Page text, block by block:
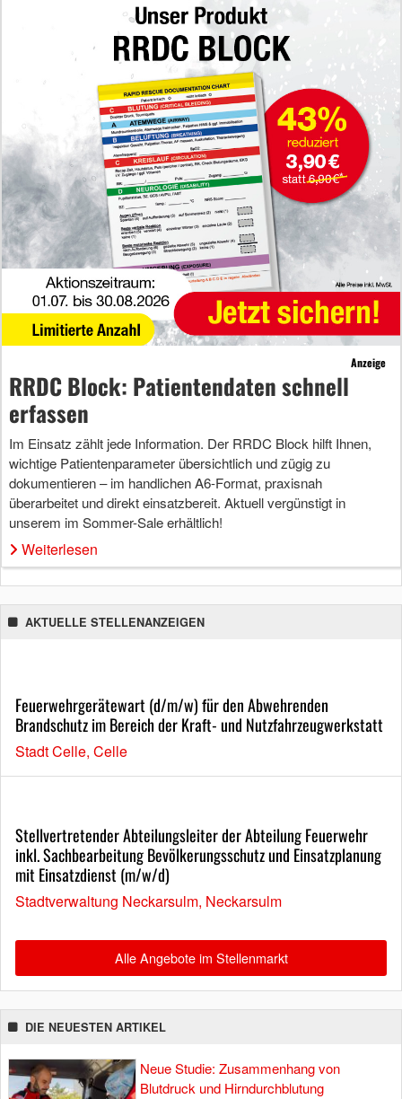
Anzeige
RRDC Block: Patientendaten schnell
erfassen
Im Einsatz zählt jede Information. Der RRDC Block hilft Ihnen,
wichtige Patientenparameter übersichtlich und zügig zu
dokumentieren – im handlichen A6-Format, praxisnah
überarbeitet und direkt einsatzbereit. Aktuell vergünstigt in
unserem im Sommer-Sale erhältlich!
Weiterlesen
AKTUELLE STELLENANZEIGEN
Feuerwehrgerätewart (d/m/w) für den Abwehrenden
Brandschutz im Bereich der Kraft- und Nutzfahrzeugwerkstatt
Stadt Celle, Celle
Stellvertretender Abteilungsleiter der Abteilung Feuerwehr
inkl. Sachbearbeitung Bevölkerungsschutz und Einsatzplanung
mit Einsatzdienst (m/w/d)
Stadtverwaltung Neckarsulm, Neckarsulm
Alle Angebote im Stellenmarkt
DIE NEUESTEN ARTIKEL
Neue Studie: Zusammenhang von
Blutdruck und Hirndurchblutung